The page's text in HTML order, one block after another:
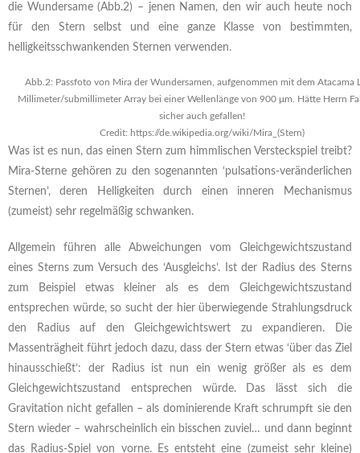
die Wundersame (Abb.2) – jenen Namen, den wir auch heute noch
für den Stern selbst und eine ganze Klasse von bestimmten,
helligkeitsschwankenden Sternen verwenden.
Abb.2: Passfoto von Mira der Wundersamen, aufgenommen mit dem Atacama
Millimeter/submillimeter Array bei einer Wellenlänge von 900 μm. Hätte Herrn
sicher auch gefallen!
Credit: https://de.wikipedia.org/wiki/Mira_(Stern)
Was ist es nun, das einen Stern zum himmlischen Versteckspiel treibt?
Mira-Sterne gehören zu den sogenannten ‘pulsations-veränderlichen
Sternen’, deren Helligkeiten durch einen inneren Mechanismus
(zumeist) sehr regelmäßig schwanken.
Allgemein führen alle Abweichungen vom Gleichgewichtszustand
eines Sterns zum Versuch des ‘Ausgleichs’. Ist der Radius des Sterns
zum Beispiel etwas kleiner als es dem Gleichgewichtszustand
entsprechen würde, so sucht der hier überwiegende Strahlungsdruck
den Radius auf den Gleichgewichtswert zu expandieren. Die
Massenträgheit führt jedoch dazu, dass der Stern etwas ‘über das Ziel
hinausschießt’: der Radius ist nun ein wenig größer als es dem
Gleichgewichtszustand entsprechen würde. Das lässt sich die
Gravitation nicht gefallen – als dominierende Kraft schrumpft sie den
Stern wieder – wahrscheinlich ein bisschen zuviel… und dann beginnt
das Radius-Spiel von vorne. Es entsteht eine (zumeist sehr kleine)